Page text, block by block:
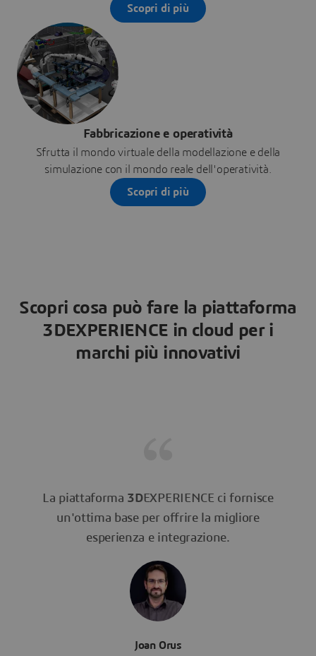
Scopri di più
Fabbricazione e operatività
Sfrutta il mondo virtuale della modellazione e della
simulazione con il mondo reale dell'operatività.
Scopri di più
Scopri cosa può fare la piattaforma
3DEXPERIENCE in cloud per i
marchi più innovativi
La piattaforma 3DEXPERIENCE ci fornisce
un'ottima base per offrire la migliore
esperienza e integrazione.
Joan Orus